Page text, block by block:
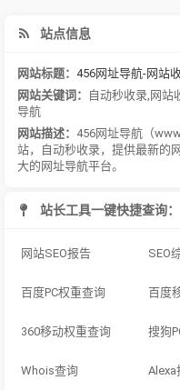
站点信息
网站标题： 456网址导航-网站
网站关键词：
自动秒收录 网站
导航
网站描述： 456网址导航（
站，自动秒收录，提供最新的
大的网址导航平台。
站长工具一键快捷查询：
网站SEO报告 SEO
百度PC权重查询 百度
360移动权重查询 搜狗
Whois查询 Alexa